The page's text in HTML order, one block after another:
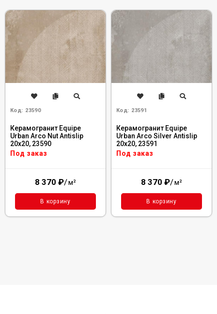
Код: 23590
Керамогранит Equipe
Urban Arco Nut Antislip
20x20, 23590
Под заказ
8 370 ₽/м²
В корзину
Код: 23591
Керамогранит Equipe
Urban Arco Silver Antislip
20x20, 23591
Под заказ
8 370 ₽/м²
В корзину